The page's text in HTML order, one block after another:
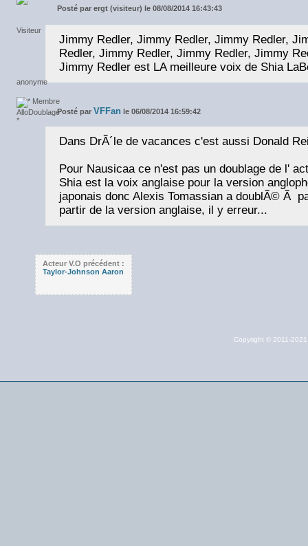
Posté par ergt (visiteur) le 08/08/2014 16:43:43
Jimmy Redler, Jimmy Redler, Jimmy Redler,
Redler, Jimmy Redler, Jimmy Redler, Jimmy
Jimmy Redler est LA meilleure voix de Shia
Posté par VFFan le 06/08/2014 16:59:42
Dans DrÃ´le de vacances c'est aussi Donald
Pour Nausicaa ce n'est pas un doublage de l'
Shia est la voix anglaise pour la version
japonais donc Alexis Tomassian a doublÃ© Ã
partir de la version anglaise, il y erreur...
Acteur V.O précédent :
Taylor-Johnson Aaron
Copyright © 2011-